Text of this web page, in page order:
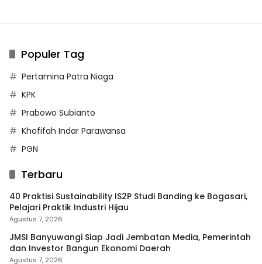
Populer Tag
Pertamina Patra Niaga
KPK
Prabowo Subianto
Khofifah Indar Parawansa
PGN
Terbaru
40 Praktisi Sustainability IS2P Studi Banding ke Bogasari,
Pelajari Praktik Industri Hijau
Agustus 7, 2026
JMSI Banyuwangi Siap Jadi Jembatan Media, Pemerintah
dan Investor Bangun Ekonomi Daerah
Agustus 7, 2026